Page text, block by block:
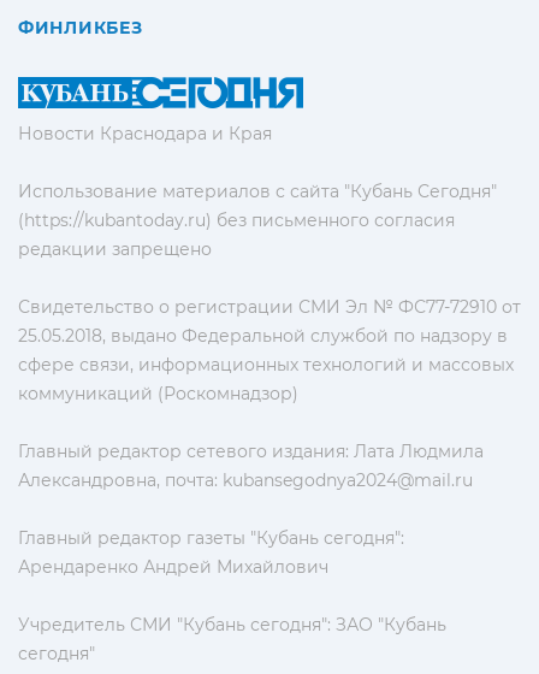
Новости Краснодара и Края
Использование материалов с сайта "Кубань Сегодня"
(https://kubantoday.ru) без письменного согласия
редакции запрещено
Свидетельство о регистрации СМИ Эл № ФС77-72910 от
25.05.2018, выдано Федеральной службой по надзору в
сфере связи, информационных технологий и массовых
коммуникаций (Роскомнадзор)
Главный редактор сетевого издания: Лата Людмила
Александровна, почта: kubansegodnya2024@mail.ru
Главный редактор газеты "Кубань сегодня":
Арендаренко Андрей Михайлович
Учредитель СМИ "Кубань сегодня": ЗАО "Кубань
сегодня"
ФИНЛИКБЕЗ